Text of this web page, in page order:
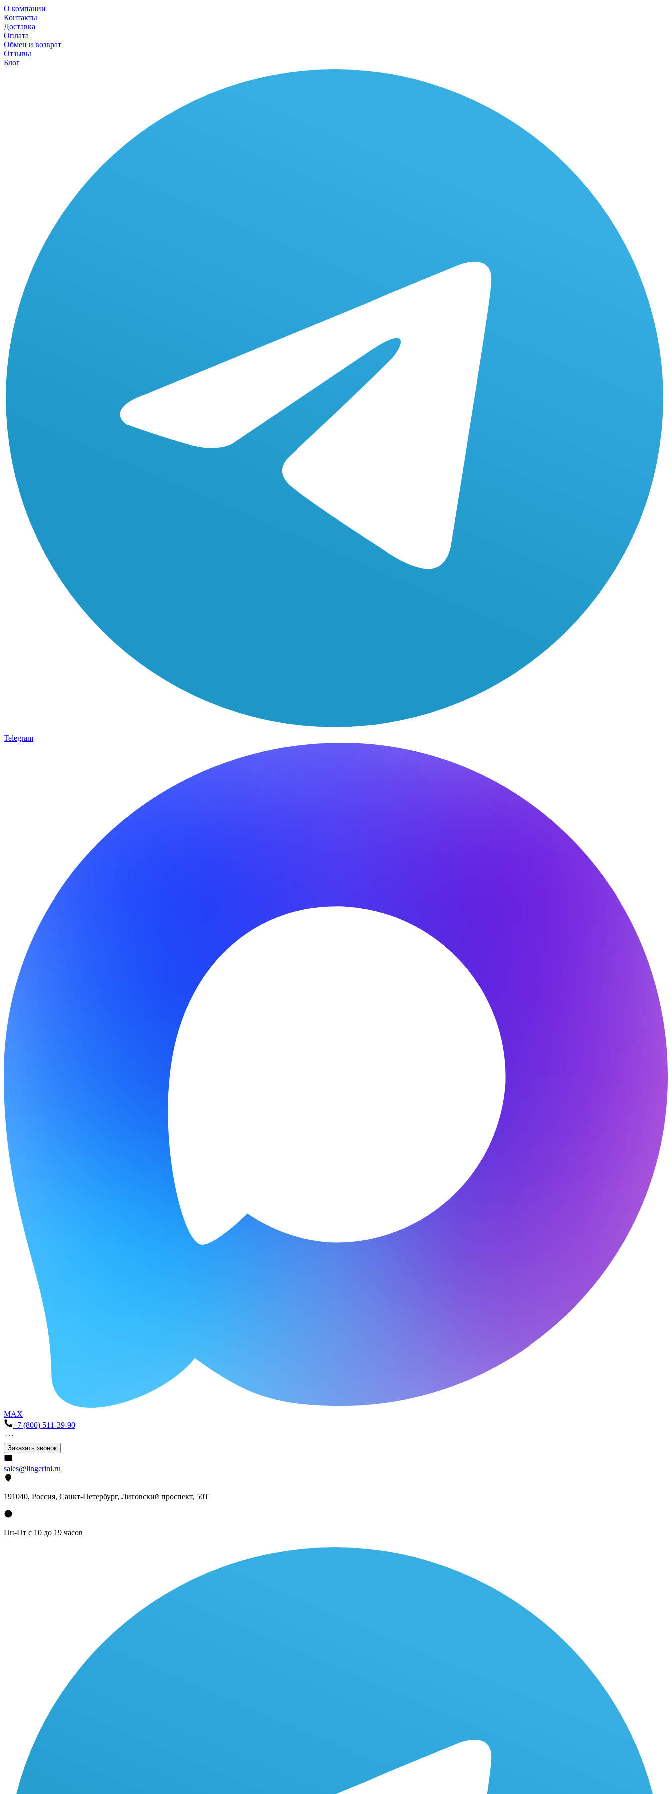
О компании
Контакты
Доставка
Оплата
Обмен и возврат
Отзывы
Блог
Telegram
MAX
+7 (800) 511-39-90
Заказать звонок
sales@lingerini.ru
191040, Россия, Санкт-Петербург, Лиговский проспект, 50Т
Пн-Пт с 10 до 19 часов